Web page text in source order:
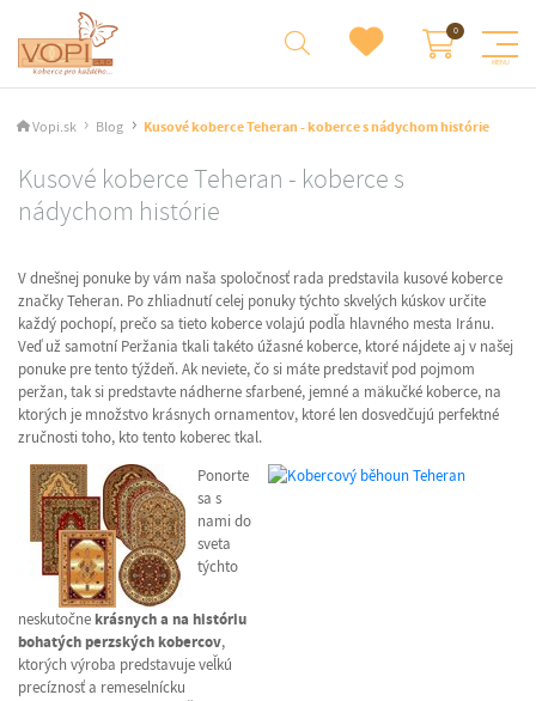
Vopi.sk Blog Kusové koberce Teheran - koberce s nádychom histórie
Kusové koberce Teheran - koberce s
nádychom histórie
V dnešnej ponuke by vám naša spoločnosť rada predstavila kusové koberce
značky Teheran. Po zhliadnutí celej ponuky týchto skvelých kúskov určite
každý pochopí, prečo sa tieto koberce volajú podľa hlavného mesta Iránu.
Veď už samotní Peržania tkali takéto úžasné koberce, ktoré nájdete aj v našej
ponuke pre tento týždeň. Ak neviete, čo si máte predstaviť pod pojmom
peržan, tak si predstavte nádherne sfarbené, jemné a mäkučké koberce, na
ktorých je množstvo krásnych ornamentov, ktoré len dosvedčujú perfektné
zručnosti toho, kto tento koberec tkal.
Ponorte
sa s
nami do
sveta
týchto
neskutočnekrásnych a na históriu
bohatých perzských kobercov,
ktorých výroba predstavuje veľkú
precíznosť a remeselnícku